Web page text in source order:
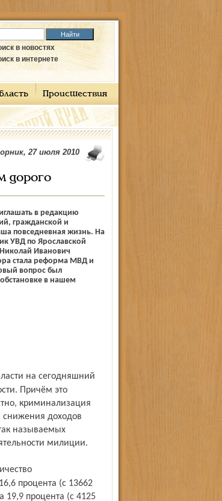
в новостях
в интернете
Происшествия
27 июля 2010
дорого
в редакцию
гражданской и
повседневная жизнь. На
УВД по Ярославской
Иванович
стала реформа МВД и
вопрос был
в нашем
Причём это
криминализация
снижения доходов
называемых
милиции.
процента (с 13662
19,9 процента (с 4125